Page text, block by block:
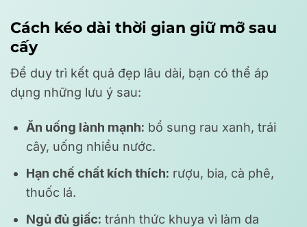
Cách kéo dài thời gian giữ mỡ sau
cấy
Để duy trì kết quả đẹp lâu dài, bạn có thể áp
dụng những lưu ý sau:
Ăn uống lành mạnh: bổ sung rau xanh, trái
cây, uống nhiều nước.
Hạn chế chất kích thích: rượu, bia, cà phê,
thuốc lá.
Ngủ đủ giấc: tránh thức khuya vì làm da